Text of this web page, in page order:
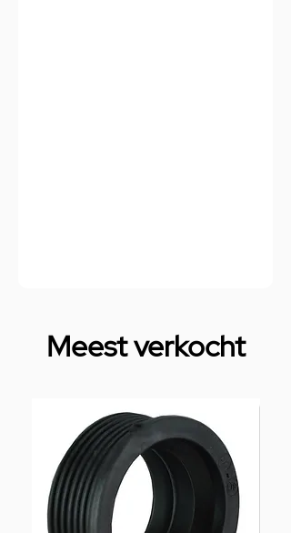
Meest verkocht